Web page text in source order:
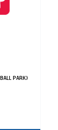
PARK)